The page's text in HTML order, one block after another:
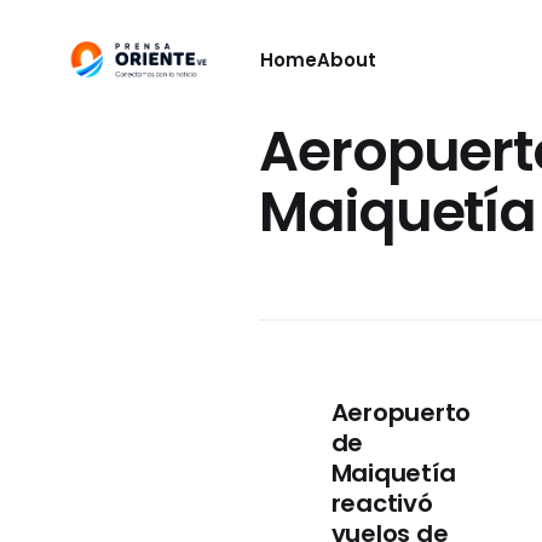
HomeAbout
Maiquetía
Aeropuerto
de
Maiquetía
reactivó
vuelos de